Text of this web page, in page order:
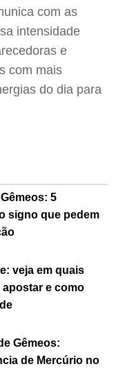
com as
intensidade
e
com mais
do dia para
5
signo que pedem
veja em quais
e como
Gêmeos:
de Mercúrio no